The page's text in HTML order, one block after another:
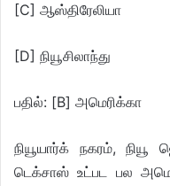
[C] ஆஸ்திரேலியா
[D] நியூசிலாந்து
பதில்: [B] அமெரிக்கா
நியூயார்க் நகரம், நியூ
டெக்சாஸ் உட்பட பல